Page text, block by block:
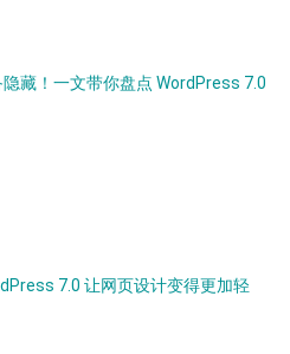
藏！一文带你盘点 WordPress 7.0
7.0 让网页设计变得更加轻